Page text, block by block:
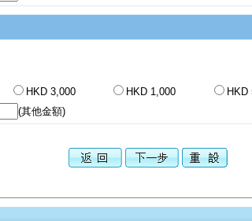
HKD 3,000 HKD 1,000
HKD
(其他金額)